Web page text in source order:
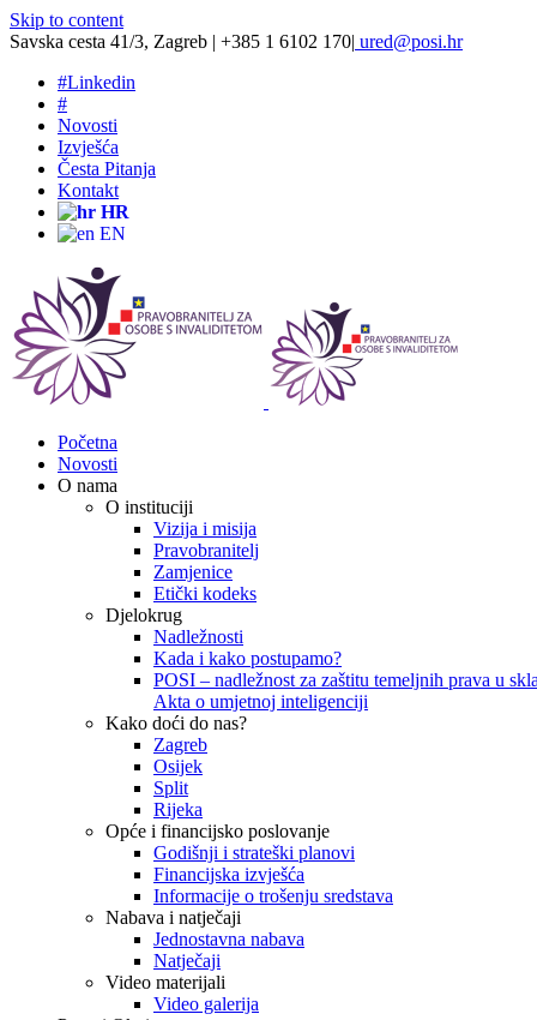
Skip to content
Savska cesta 41/3, Zagreb | +385 1 6102 170| ured@posi.hr
#Linkedin
#
Novosti
Izvješća
Česta Pitanja
Kontakt
HR
EN
Početna
Novosti
O nama
O instituciji
Vizija i misija
Pravobranitelj
Zamjenice
Etički kodeks
Djelokrug
Nadležnosti
Kada i kako postupamo?
POSI – nadležnost za zaštitu temeljnih prava u
Akta o umjetnoj inteligenciji
Kako doći do nas?
Zagreb
Osijek
Split
Rijeka
Opće i financijsko poslovanje
Godišnji i strateški planovi
Financijska izvješća
Informacije o trošenju sredstava
Nabava i natječaji
Jednostavna nabava
Natječaji
Video materijali
Video galerija